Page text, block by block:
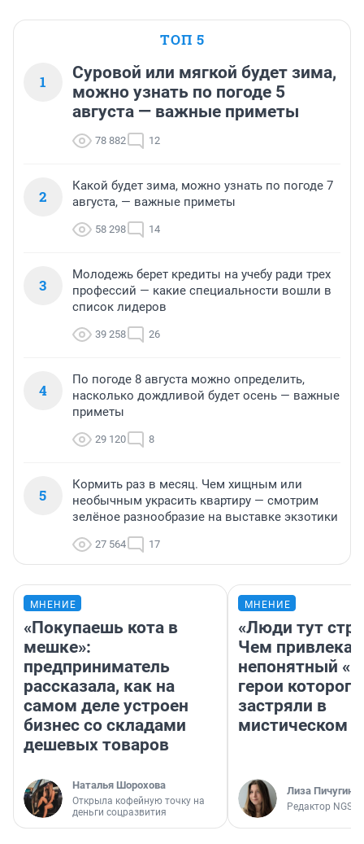
ТОП 5
1
Суровой или мягкой будет зима,
можно узнать по погоде 5
августа — важные приметы
78 882 12
2
Какой будет зима, можно узнать по погоде 7
августа, — важные приметы
58 298 14
3
Молодежь берет кредиты на учебу ради трех
профессий — какие специальности вошли в
список лидеров
39 258 26
4
По погоде 8 августа можно определить,
насколько дождливой будет осень — важные
приметы
29 120 8
5
Кормить раз в месяц. Чем хищным или
необычным украсить квартиру — смотрим
зелёное разнообразие на выставке экзотики
27 564 17
МНЕНИЕ
«Покупаешь кота в
мешке»:
предприниматель
рассказала, как на
самом деле устроен
бизнес со складами
дешевых товаров
Наталья Шорохова
Открыла кофейную точку на
деньги соцразвития
МНЕНИЕ
«Люди тут
Чем
непонятный
герои которого
застряли в
мистическом
Лиза Пичугина
Редактор